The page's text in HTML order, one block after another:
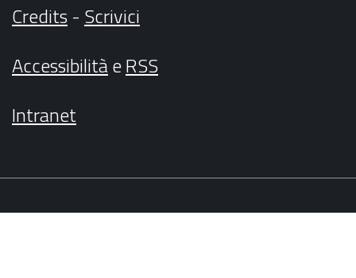
Credits- Scrivici
AccessibilitàeRSS
Intranet